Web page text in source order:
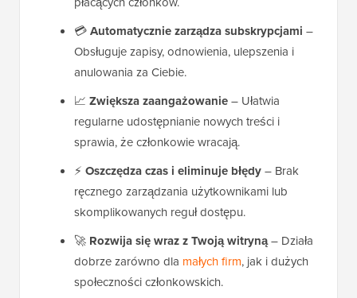
💳Automatycznie zarządza subskrypcjami –
Obsługuje zapisy, odnowienia, ulepszenia i
anulowania za Ciebie.
📈 Zwiększa zaangażowanie– Ułatwia
regularne udostępnianie nowych treści i
sprawia, że członkowie wracają.
⚡ Oszczędza czas i eliminuje błędy– Brak
ręcznego zarządzania użytkownikami lub
skomplikowanych reguł dostępu.
🚀 Rozwija się wraz z Twoją witryną– Działa
dobrze zarówno dla małych firm, jak i dużych
społeczności członkowskich.